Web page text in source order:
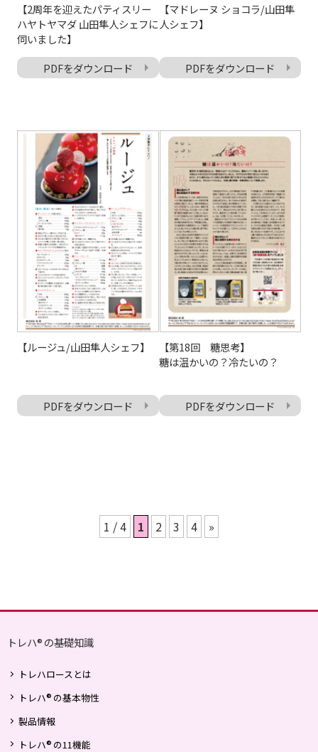
【2周年を迎えたパティスリー
ハヤトヤマダ 山田隼人シェフに
伺いました】
PDFをダウンロード
【マドレーヌ ショコラ/山田隼
人シェフ】
PDFをダウンロード
【ルージュ/山田隼人シェフ】
PDFをダウンロード
【第18回 糖思考】
糖は温かいの？冷たいの？
PDFをダウンロード
1 / 4 1 2 3 4 »
トレハ® の基礎知識
トレハロースとは
トレハ® の基本物性
製品情報
トレハ® の11機能